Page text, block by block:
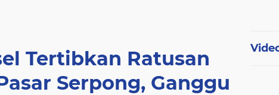
Tertibkan Ratusan
Serpong, Ganggu